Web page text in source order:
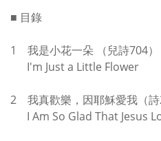
■ 目錄
1 我是小花一朵 （兒詩704）
I'm Just a Little Flower
2 我真歡樂，因耶穌愛我（詩
I Am So Glad That Jesus